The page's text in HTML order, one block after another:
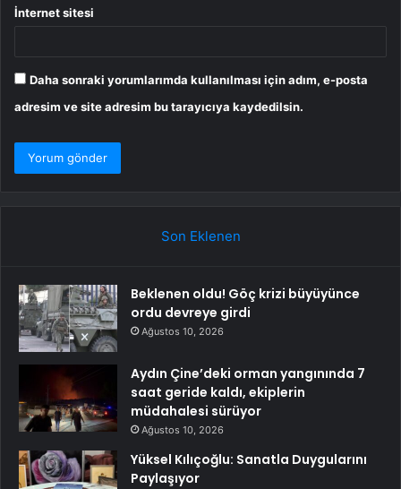
İnternet sitesi
Daha sonraki yorumlarımda kullanılması için adım, e-posta
adresim ve site adresim bu tarayıcıya kaydedilsin.
Son Eklenen
Beklenen oldu! Göç krizi büyüyünce
ordu devreye girdi
Ağustos 10, 2026
Aydın Çine’deki orman yangınında 7
saat geride kaldı, ekiplerin
müdahalesi sürüyor
Ağustos 10, 2026
Yüksel Kılıçoğlu: Sanatla Duygularını
Paylaşıyor